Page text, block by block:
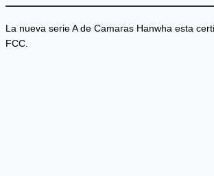
La nueva serie A de Camaras Hanwha esta
FCC.